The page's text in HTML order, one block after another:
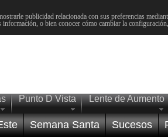
publicidad relacionada con sus preferencias
o bien conocer cómo cambiar la
Punto D Vista Lente de Aumento
Semana Santa Sucesos